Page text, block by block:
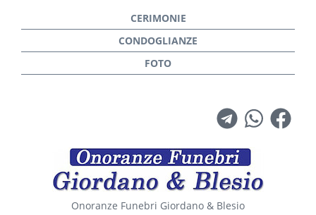
Onoranze Funebri Giordano & Blesio